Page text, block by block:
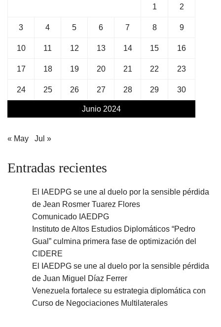
Junio 2024
1 2
3 4 5 6 7 8 9
10 11 12 13 14 15 16
17 18 19 20 21 22 23
24 25 26 27 28 29 30
« May Jul »
Entradas recientes
El IAEDPG se une al duelo por la sensible pérdida
de Jean Rosmer Tuarez Flores
Comunicado IAEDPG
Instituto de Altos Estudios Diplomáticos “Pedro
Gual” culmina primera fase de optimización del
CIDERE
El IAEDPG se une al duelo por la sensible pérdida
de Juan Miguel Díaz Ferrer
Venezuela fortalece su estrategia diplomática con
Curso de Negociaciones Multilaterales